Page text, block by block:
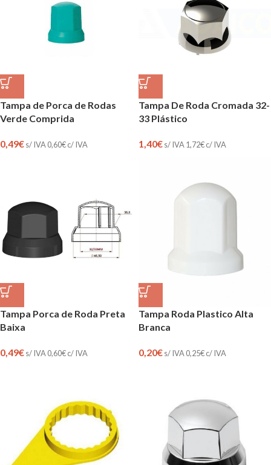
Tampa de Porca de Rodas
Verde Comprida
0,49€s/ IVA 0,60€c/ IVA
Tampa De Roda Cromada 32-
33 Plástico
1,40€s/ IVA 1,72€c/ IVA
Tampa Porca de Roda Preta
Baixa
0,49€s/ IVA 0,60€c/ IVA
Tampa Roda Plastico Alta
Branca
0,20€s/ IVA 0,25€c/ IVA